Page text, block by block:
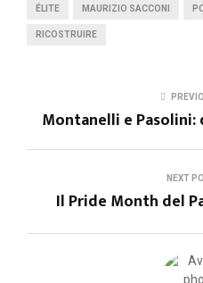
ÉLITE MAURIZIO SACCONI
RICOSTRUIRE
Montanelli e Pasolini:
NEXT
Il Pride Month del